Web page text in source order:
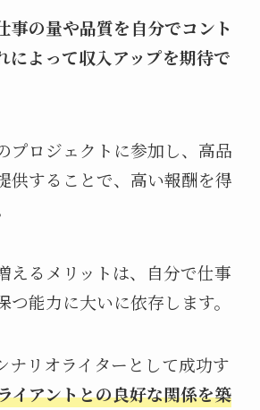
事の量や品質を自分でコント
によって収入アップを期待で
プロジェクトに参加し、高品
供することで、高い報酬を得
えるメリットは、自分で仕事
つ能力に大いに依存します。
ナリオライターとして成功す
イアントとの良好な関係を築